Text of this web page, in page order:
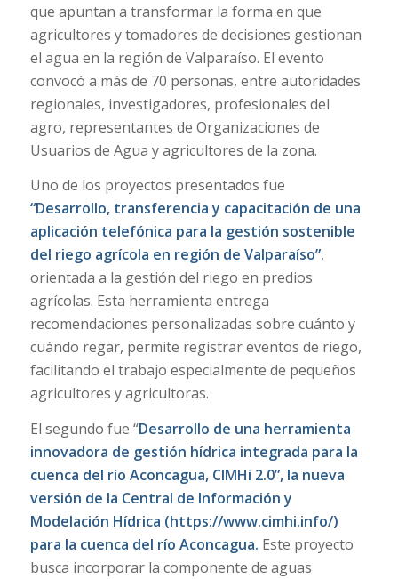
que apuntan a transformar la forma en que
agricultores y tomadores de decisiones gestionan
el agua en la región de Valparaíso. El evento
convocó a más de 70 personas, entre autoridades
regionales, investigadores, profesionales del
agro, representantes de Organizaciones de
Usuarios de Agua y agricultores de la zona.
Uno de los proyectos presentados fue
“Desarrollo, transferencia y capacitación de una
aplicación telefónica para la gestión sostenible
del riego agrícola en región de Valparaíso”,
orientada a la gestión del riego en predios
agrícolas. Esta herramienta entrega
recomendaciones personalizadas sobre cuánto y
cuándo regar, permite registrar eventos de riego,
facilitando el trabajo especialmente de pequeños
agricultores y agricultoras.
El segundo fue “Desarrollo de una herramienta
innovadora de gestión hídrica integrada para la
cuenca del río Aconcagua, CIMHi 2.0”, la nueva
versión de la Central de Información y
Modelación Hídrica (https://www.cimhi.info/)
para la cuenca del río Aconcagua. Este proyecto
busca incorporar la componente de aguas